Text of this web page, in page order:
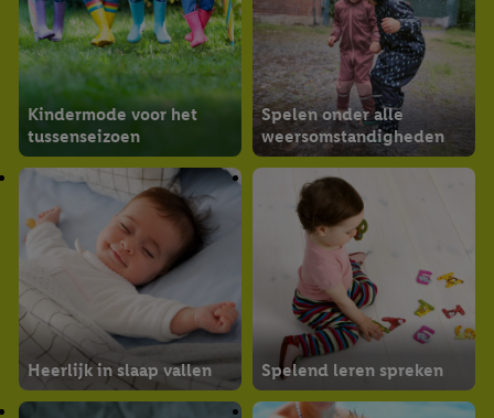
Kindermode voor het
tussenseizoen
Spelen onder alle
weersomstandigheden
Heerlijk in slaap vallen Spelend leren spreken